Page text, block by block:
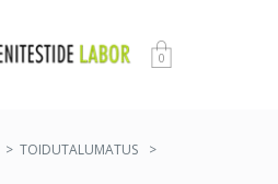
0
> TOIDUTALUMATUS
>